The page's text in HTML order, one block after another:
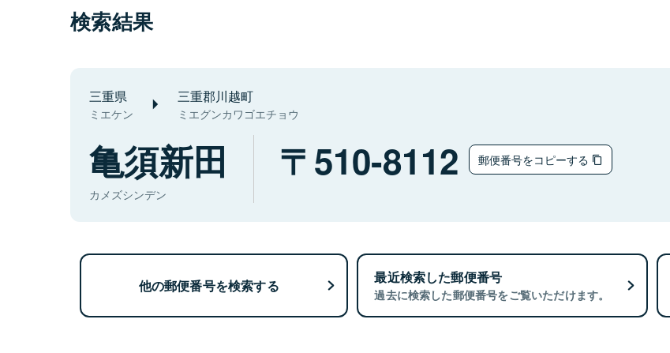
検索結果
三重県
ミエケン
三重郡川越町
ミエグンカワゴエチョウ
亀須新田
カメズシンデン
510-8112 郵便番号をコピーする
他の郵便番号を検索する 最近検索した郵便番号
過去に検索した郵便番号をご覧いただけます。